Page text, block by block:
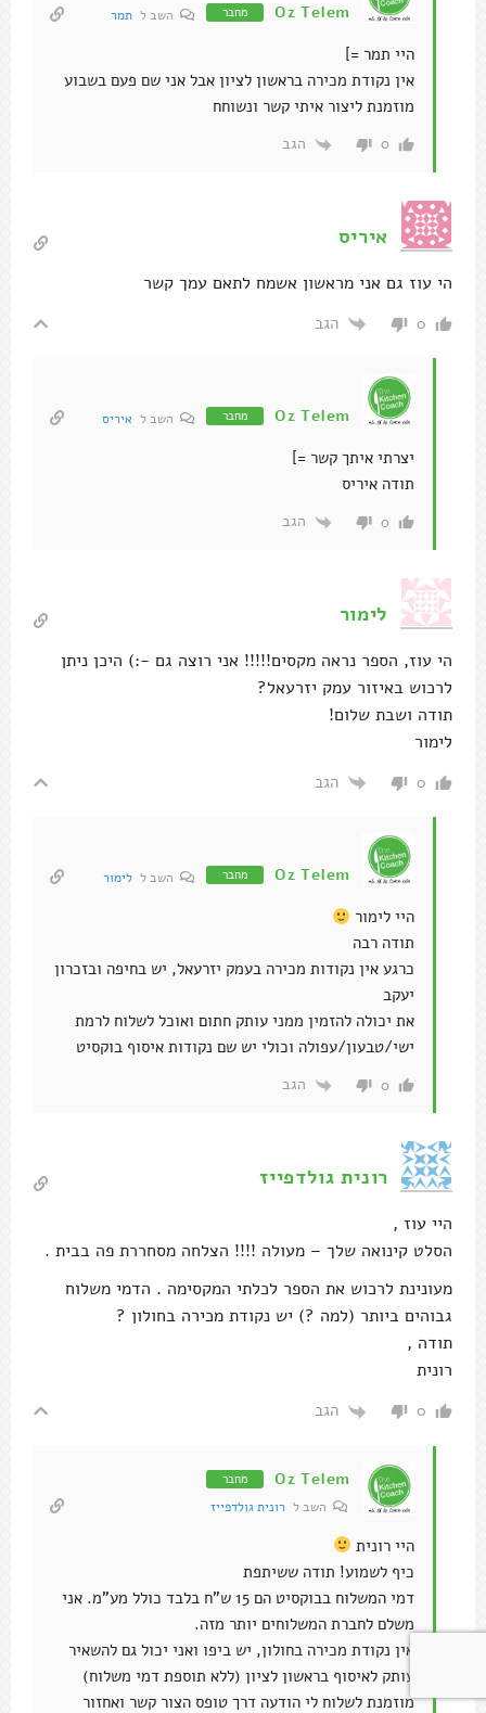
Oz Telem מחבר השב ל תמר
היי תמר =]
אין נקודת מכירה בראשון לציון אבל אני שם פעם בשבוע
מוזמנת ליצור איתי קשר ונשוחח
0 הגב
איריס
הי עוז גם אני מראשון אשמח לתאם עמך קשר
0 הגב
Oz Telem מחבר השב ל איריס
יצרתי איתך קשר =]
תודה איריס
0 הגב
לימור
הי עוז, הספר נראה מקסים!!!!! אני רוצה גם -:) היכן ניתן
לרכוש באיזור עמק יזרעאל?
תודה ושבת שלום!
לימור
0 הגב
Oz Telem מחבר השב ל לימור
היי לימור
תודה רבה
כרגע אין נקודות מכירה בעמק יזרעאל, יש בחיפה ובזכרון
יעקב
את יכולה להזמין ממני עותק חתום ואוכל לשלוח לרמת
ישי/טבעון/עפולה וכולי יש שם נקודות איסוף בוקסיט
0 הגב
רונית גולדפייז
היי עוז ,
הסלט קינואה שלך – מעולה !!!! הצלחה מסחררת פה בבית .
מעונינת לרכוש את הספר לכלתי המקסימה . הדמי משלוח
גבוהים ביותר (למה ?) יש נקודת מכירה בחולון ?
תודה ,
רונית
0 הגב
Oz Telem מחבר
השב ל רונית גולדפייז
היי רונית
כיף לשמוע! תודה ששיתפת
דמי המשלוח בבוקסיט הם 15 ש"ח בלבד כולל מע"מ. אני
משלם לחברת המשלוחים יותר מזה.
אין נקודת מכירה בחולון, יש ביפו ואני יכול גם להשאיר
עותק לאיסוף בראשון לציון (ללא תוספת דמי משלוח)
מוזמנת לשלוח לי הודעה דרך טופס הצור קשר ואחזור